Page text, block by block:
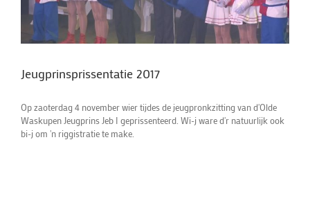
Jeugprinsprissentatie 2017
Op zaoterdag 4 november wier tijdes de jeugpronkzitting van d'Olde
Waskupen Jeugprins Jeb I geprissenteerd. Wi-j ware d'r natuurlijk ook
bi-j om 'n riggistratie te make.